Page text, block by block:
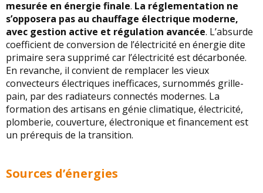
mesurée en énergie finale. La réglementation ne
s’opposera pas au chauffage électrique moderne,
avec gestion active et régulation avancée. L’absurde
coefficient de conversion de l’électricité en énergie dite
primaire sera supprimé car l’électricité est décarbonée.
En revanche, il convient de remplacer les vieux
convecteurs électriques inefficaces, surnommés grille-
pain, par des radiateurs connectés modernes. La
formation des artisans en génie climatique, électricité,
plomberie, couverture, électronique et financement est
un prérequis de la transition.
Sources d’énergies